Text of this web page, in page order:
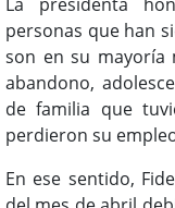
personas que han
son en su mayoría
abandono,
de familia que
perdieron su
En ese sentido,